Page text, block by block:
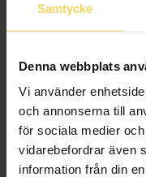
Samtycke
Denna webbplats
Vi använder
och annonserna till
för sociala medier
vidarebefordrar även
information från din
Bredd ca (mm)
Höjd ca (mm)
Ädelmetall
Sten/Pärla
Antal diamanter
Diamantslipning